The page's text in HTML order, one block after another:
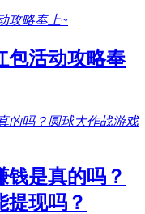
包活动攻略奉
钱是真的吗？
提现吗？